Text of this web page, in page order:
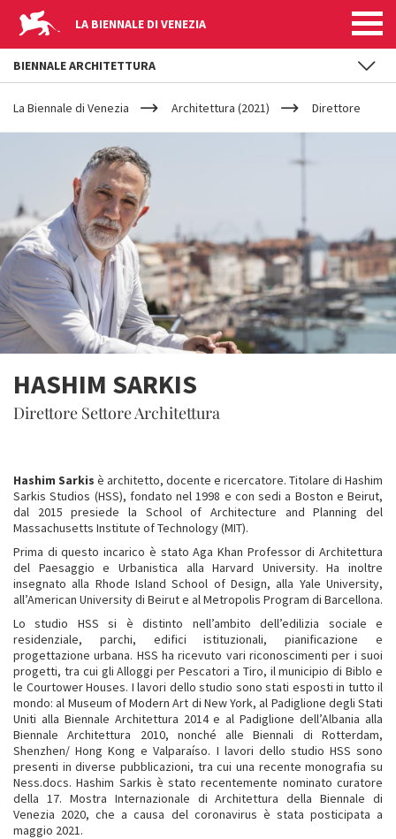
LA BIENNALE DI VENEZIA
YOUR
ARE
HERE
La Biennale di Venezia Architettura (2021) Direttore
HASHIM SARKIS
Direttore Settore Architettura
Hashim Sarkis è architetto, docente e ricercatore. Titolare di Hashim
Sarkis Studios (HSS), fondato nel 1998 e con sedi a Boston e Beirut,
dal 2015 presiede la School of Architecture and Planning del
Massachusetts Institute of Technology (MIT).
Prima di questo incarico è stato Aga Khan Professor di Architettura
del Paesaggio e Urbanistica alla Harvard University. Ha inoltre
insegnato alla Rhode Island School of Design, alla Yale University,
all’American University di Beirut e al Metropolis Program di Barcellona.
Lo studio HSS si è distinto nell’ambito dell’edilizia sociale e
residenziale, parchi, edifici istituzionali, pianificazione e
progettazione urbana. HSS ha ricevuto vari riconoscimenti per i suoi
progetti, tra cui gli Alloggi per Pescatori a Tiro, il municipio di Biblo e
le Courtower Houses. I lavori dello studio sono stati esposti in tutto il
mondo: al Museum of Modern Art di New York, al Padiglione degli Stati
Uniti alla Biennale Architettura 2014 e al Padiglione dell’Albania alla
Biennale Architettura 2010, nonché alle Biennali di Rotterdam,
Shenzhen/ Hong Kong e Valparaíso. I lavori dello studio HSS sono
presenti in diverse pubblicazioni, tra cui una recente monografia su
Ness.docs. Hashim Sarkis è stato recentemente nominato curatore
della 17. Mostra Internazionale di Architettura della Biennale di
Venezia 2020, che a causa del coronavirus è stata posticipata a
maggio 2021.
BIENNALE ARCHITETTURA